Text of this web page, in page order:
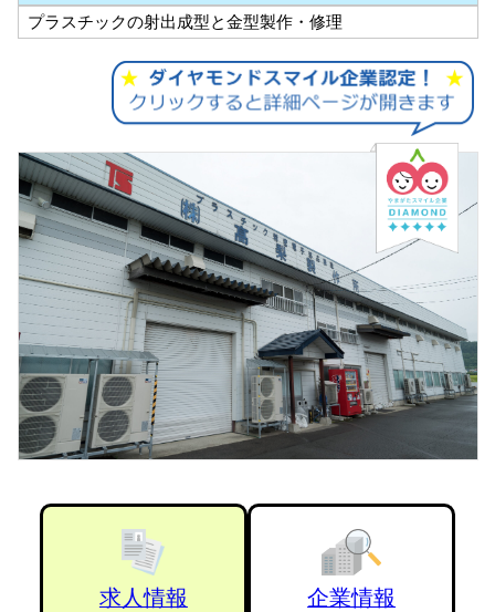
プラスチックの射出成型と金型製作・修理
求人情報 企業情報